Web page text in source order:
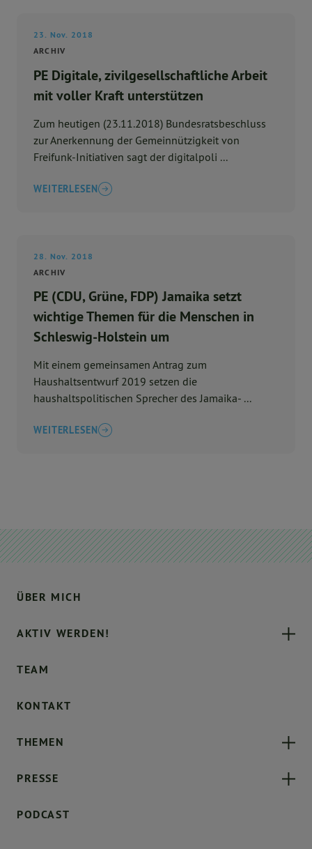
23. Nov. 2018
ARCHIV
PE Digitale, zivilgesellschaftliche Arbeit
mit voller Kraft unterstützen
Zum heutigen (23.11.2018) Bundesratsbeschluss
zur Anerkennung der Gemeinnützigkeit von
Freifunk-Initiativen sagt der digitalpoli ...
WEITERLESEN
28. Nov. 2018
ARCHIV
PE (CDU, Grüne, FDP) Jamaika setzt
wichtige Themen für die Menschen in
Schleswig-Holstein um
Mit einem gemeinsamen Antrag zum
Haushaltsentwurf 2019 setzen die
haushaltspolitischen Sprecher des Jamaika- ...
WEITERLESEN
ÜBER MICH
AKTIV WERDEN!
TEAM
KONTAKT
THEMEN
PRESSE
PODCAST